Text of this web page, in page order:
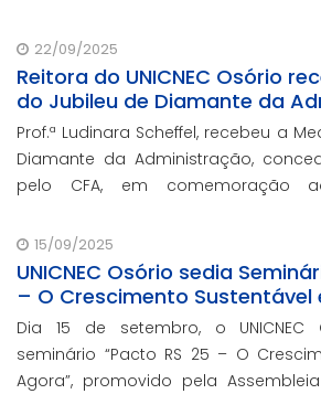
22/09/2025
Reitora do UNICNEC Osório
do Jubileu de Diamante da
Prof.ª Ludinara Scheffel, recebeu a
Diamante da Administração,
pelo CFA, em comemoração
Brasil.
15/09/2025
UNICNEC Osório sedia
– O Crescimento Sustentável
Dia 15 de setembro, o
seminário “Pacto RS 25 – O
Agora”, promovido pela